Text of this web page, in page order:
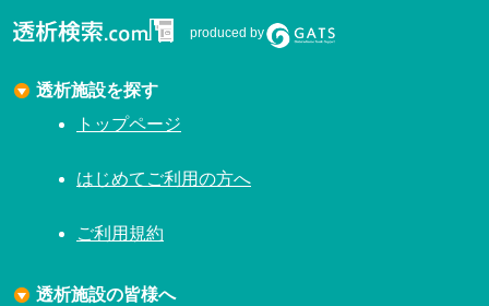
produced by
透析施設を探す
トップページ
はじめてご利用の方へ
ご利用規約
透析施設の皆様へ